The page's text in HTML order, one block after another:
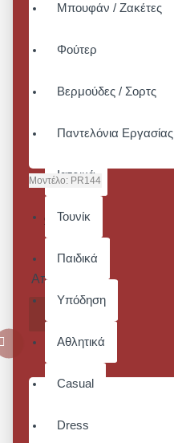
Μπουφάν / Ζακέτες
Φούτερ
Βερμούδες / Σορτς
Παντελόνια Εργασίας
Ιατρικά
Τουνίκ
Παιδικά
Υπόδηση
Αθλητικά
Casual
Dress
Μοντέλο: PR144
OXFORD
ΛΑΙΜΟΎ
Από 31,00€